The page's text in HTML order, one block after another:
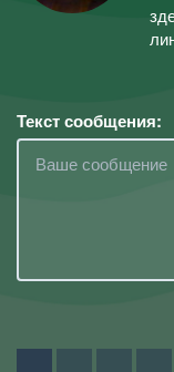
Текст сообщения: